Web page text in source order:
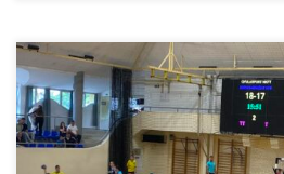
Gyulasport Nkft – Inárcs-Örkény KCE 24
fordulóját magabiztosan nyerő serdülő